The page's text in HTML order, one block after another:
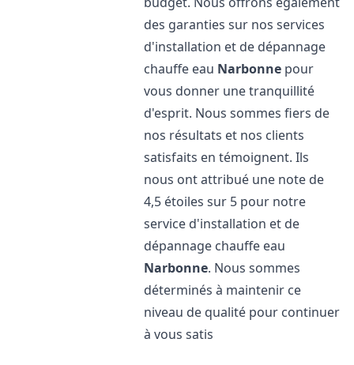
des garanties sur nos services
d'installation et de dépannage
chauffe eau Narbonne pour
vous donner une tranquillité
d'esprit. Nous sommes fiers de
nos résultats et nos clients
satisfaits en témoignent. Ils
nous ont attribué une note de
4,5 étoiles sur 5 pour notre
service d'installation et de
dépannage chauffe eau
Narbonne. Nous sommes
déterminés à maintenir ce
niveau de qualité pour continuer
à vous satis